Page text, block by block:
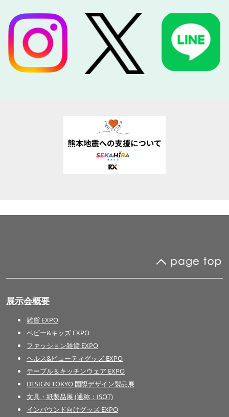
展示会概要
雑貨 EXPO
ベビー&キッズ EXPO
ファッション雑貨 EXPO
ヘルス&ビューティグッズ EXPO
テーブル＆キッチンウェア EXPO
DESIGN TOKYO 国際デザイン製品展
文具・紙製品展 (通称：ISOT)
インバウンド向けグッズ EXPO